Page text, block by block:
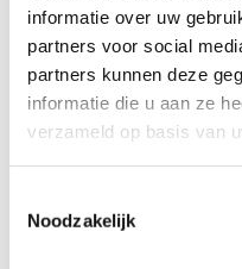
informatie over uw
partners voor social
partners kunnen deze
informatie die u aan ze
verzameld op basis van
Noodzakelijk